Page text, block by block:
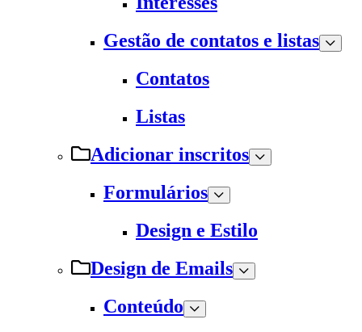
Gestão de contatos e listas
Contatos
Listas
Adicionar inscritos
Formulários
Design e Estilo
Design de Emails
Conteúdo